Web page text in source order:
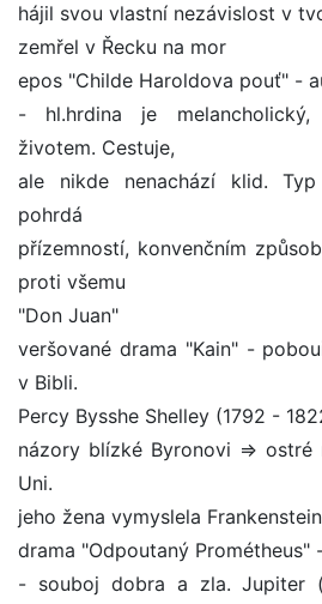
hájil svou vlastní nezávislost v
zemřel v Řecku na mor
epos "Childe Haroldova pouť" -
- hl.hrdina je
životem. Cestuje,
ale nikde nenachází klid.
pohrdá
přízemností, konvenčním
proti všemu
"Don Juan"
veršované drama "Kain" -
v Bibli.
Percy Bysshe Shelley (1792 -
názory blízké Byronovi => ostré
Uni.
jeho žena vymyslela
drama "Odpoutaný Prométheus"
- souboj dobra a zla. Jupiter